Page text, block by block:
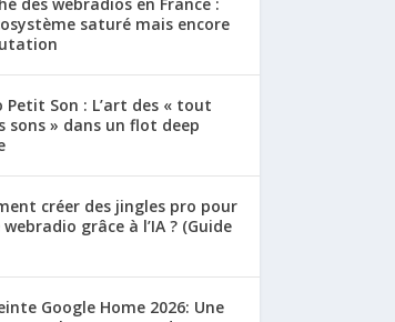
saturé mais encore
Petit Son : L’art des « tout
sons » dans un flot deep
créer des jingles pro pour
grâce à l’IA ? (Guide
Google Home 2026: Une